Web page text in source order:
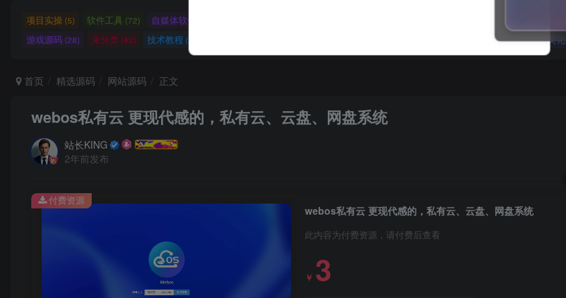
项目实操 (5) 软件工具 (72) 自媒体软件
游戏源码 (28) 未分类(42) 技术教程 (5) 主题美化(0) Zibll美化
首页 精选源码 网站源码 正文
webos私有云 更现代感的，私有云、云盘、网盘系统
站长KING
2年前发布
webos私有云 更现代感的，私有云、云盘、网盘系统
此内容为付费资源，请付费后查看
￥ 3
付费资源